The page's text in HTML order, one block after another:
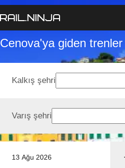
Cenova'ya giden trenler
13 Ağu 2026
Kalkış şehri
Varış şehri